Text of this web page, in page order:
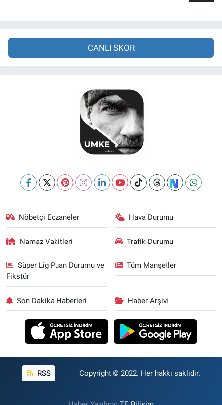
CANLI SKOR
Nöbetçi Eczaneler Hava Durumu
Namaz Vakitleri Trafik Durumu
Süper Lig Puan Durumu ve
Fikstür
Tüm Manşetler
Son Dakika Haberleri Haber Arşivi
RSS Copyright © 2022. Her hakkı saklıdır.